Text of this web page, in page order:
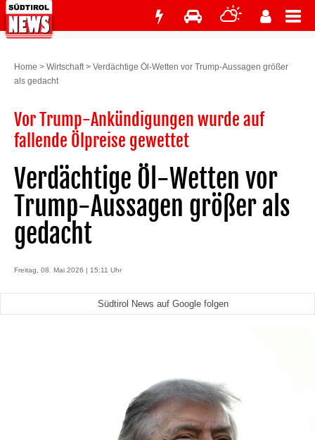
Home > Wirtschaft> Verdächtige Öl-Wetten vor Trump-Aussagen größer
als gedacht
Vor Trump-Ankündigungen wurde auf
fallende Ölpreise gewettet
Verdächtige Öl-Wetten vor
Trump-Aussagen größer als
gedacht
Freitag, 08. Mai 2026 | 15:11 Uhr
Südtirol News auf Google folgen